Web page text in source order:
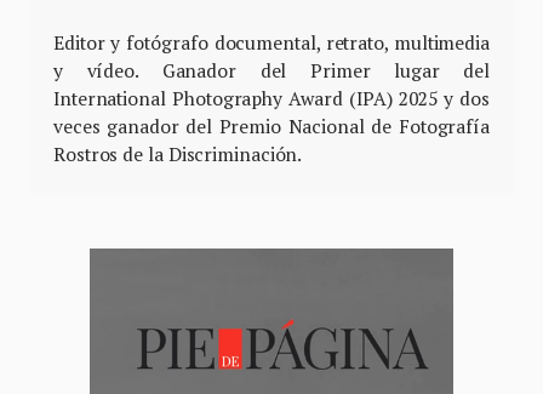
Editor y fotógrafo documental, retrato, multimedia
y vídeo. Ganador del Primer lugar del
International Photography Award (IPA) 2025 y dos
veces ganador del Premio Nacional de Fotografía
Rostros de la Discriminación.